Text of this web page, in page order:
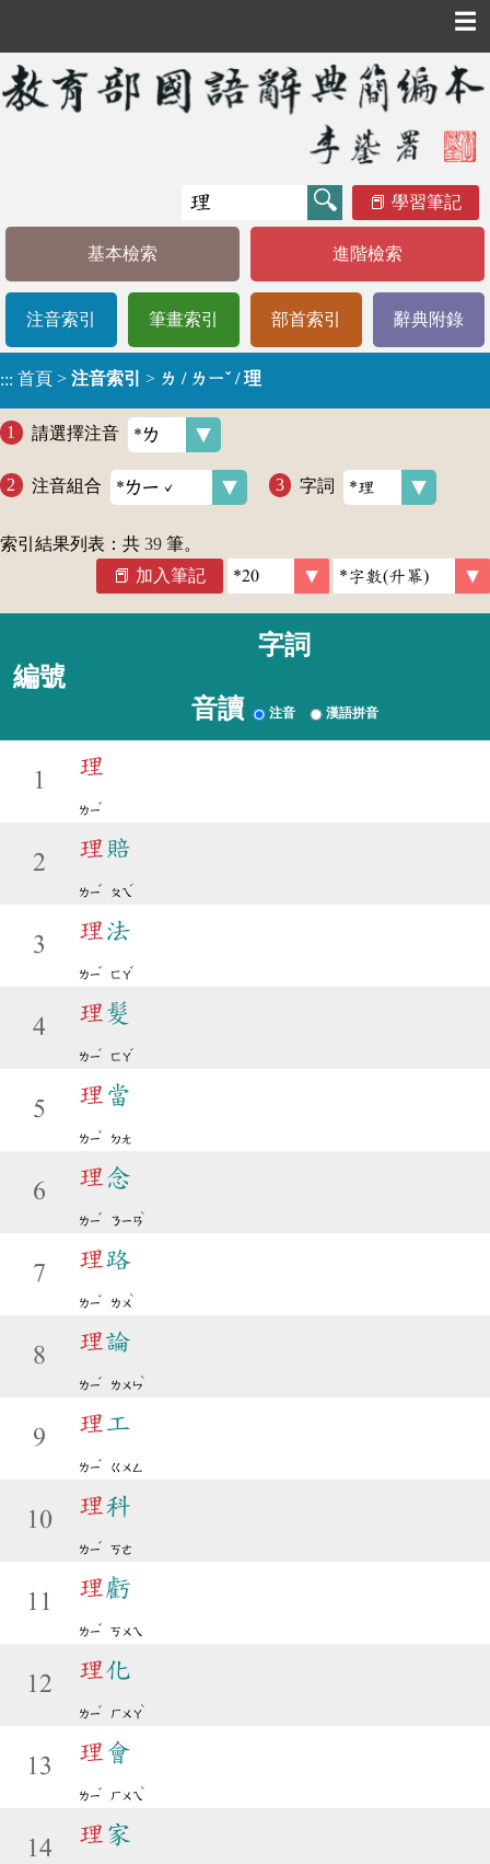
☰
學習筆記
基本檢索 進階檢索
注音索引 筆畫索引 部首索引 辭典附錄
::: 首頁 > 注音索引 > ㄌ / ㄌㄧˇ / 理
請選擇注音
注音組合 字詞
索引結果列表：共 39 筆。
加入筆記
編號
字詞
音讀 注音 漢語拼音
1
理
ㄌㄧ
ˇ
2
理 賠
ㄌㄧ
ˇ
ㄆㄟ
ˊ
3
理法
ㄌㄧ
ˇ
ㄈㄚ
ˇ
4
理髮
ㄌㄧ
ˇ
ㄈㄚ
ˇ
5
理 當
ㄌㄧ
ˇ
ㄉㄤ
6
理念
ㄌㄧ
ˇ
ㄋㄧㄢ
ˋ
7
理路
ㄌㄧ
ˇ
ㄌㄨ
ˋ
8
理論
ㄌㄧ
ˇ
ㄌㄨㄣ
ˋ
9
理工
ㄌㄧ
ˇ
ㄍㄨㄥ
10
理科
ㄌㄧ
ˇ
ㄎㄜ
11
理虧
ㄌㄧ
ˇ
ㄎㄨㄟ
12
理化
ㄌㄧ
ˇ
ㄏㄨㄚ
ˋ
13
理 會
ㄌㄧ
ˇ
ㄏㄨㄟ
ˋ
14
理 家